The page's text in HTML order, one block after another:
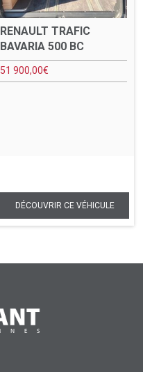
RENAULT TRAFIC
BAVARIA 500 BC
51 900,00€